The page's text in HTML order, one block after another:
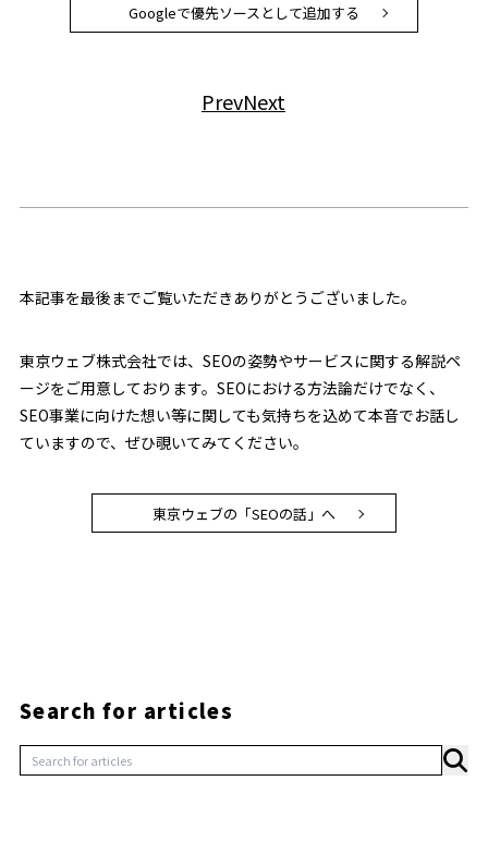
Googleで優先ソースとして追加する
PrevNext
本記事を最後までご覧いただきありがとうございました。
東京ウェブ株式会社では、SEOの姿勢やサービスに関する解説ペ
ージをご用意しております。SEOにおける方法論だけでなく、
SEO事業に向けた想い等に関しても気持ちを込めて本音でお話し
ていますので、ぜひ覗いてみてください。
東京ウェブの「SEOの話」へ
Search for articles